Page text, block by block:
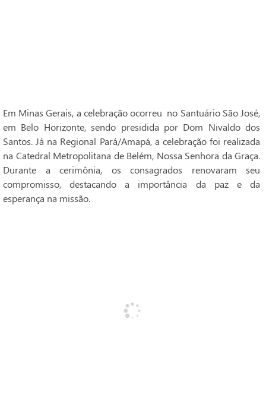
Em Minas Gerais, a celebração ocorreu no Santuário São José,
em Belo Horizonte, sendo presidida por Dom Nivaldo dos
Santos. Já na Regional Pará/Amapá, a celebração foi realizada
na Catedral Metropolitana de Belém, Nossa Senhora da Graça.
Durante a cerimônia, os consagrados renovaram seu
compromisso, destacando a importância da paz e da
esperança na missão.